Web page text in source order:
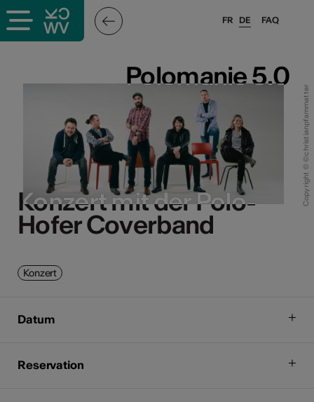
FAQ
FR DE
Polomanie 5.0
Konzert mit der Polo-
Hofer Coverband
Copyright © ©christianpfammatter
Polomanie 5.0
Konzert mit der Polo-
Hofer Coverband
Konzert
Datum
Reservation